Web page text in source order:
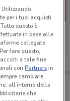
vicino a te,
per i tuoi acquisti
questo è
in base alle
collegate,
fare questo,
a tale fine.
conPartnersin
cambiare
all’interno della
che